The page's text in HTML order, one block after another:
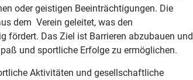
oder geistigen Beeinträchtigungen. Die
dem Verein geleitet, was den
fördert. Das Ziel ist Barrieren abzubauen und
und sportliche Erfolge zu ermöglichen.
Aktivitäten und gesellschaftliche